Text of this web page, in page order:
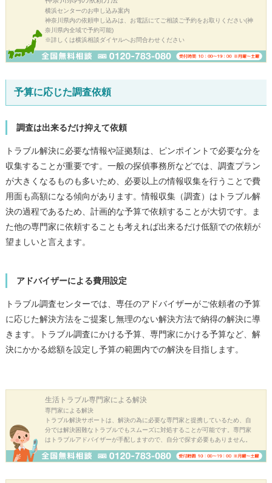
横浜センターのお申し込み案内
神奈川県内の依頼申し込みは、お電話にてご相談ご予約をお取りください(神
奈川県内全域で予約可能)
※詳しくは横浜相談ダイヤルへお問合わせください
予算に応じた調査依頼
調査は出来るだけ抑えて依頼
トラブル解決に必要な情報や証拠類は、ピンポイントで必要な分を
収集することが重要です。一般の探偵事務所などでは、調査プラン
が大きくなるものも多いため、必要以上の情報収集を行うことで費
用面も高額になる傾向があります。情報収集（調査）はトラブル解
決の過程であるため、計画的な予算で依頼することが大切です。ま
た他の専門家に依頼することも考えれば出来るだけ低額での依頼が
望ましいと言えます。
アドバイザーによる費用設定
トラブル調査センターでは、専任のアドバイザーがご依頼者の予算
に応じた解決方法をご提案し無理のない解決方法で納得の解決に導
きます。トラブル調査にかける予算、専門家にかける予算など、解
決にかかる総額を設定し予算の範囲内での解決を目指します。
生活トラブル専門家による解決
専門家による解決
トラブル解決サポートは、解決の為に必要な専門家と提携しているため、自
分では解決困難なトラブルでもスムーズに対処することが可能です。専門家
はトラブルアドバイザーが手配しますので、自分で探す必要もありません。